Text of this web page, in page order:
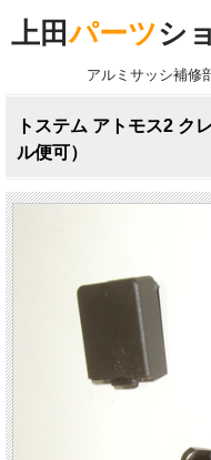
上田パーツシ
アルミサッシ補修
トステム アトモス2 ク
ル便可）